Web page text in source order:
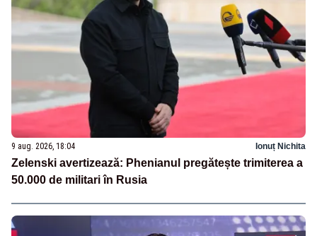
9 aug. 2026, 18:04 Ionuț Nichita
Zelenski avertizează: Phenianul pregătește trimiterea a
50.000 de militari în Rusia